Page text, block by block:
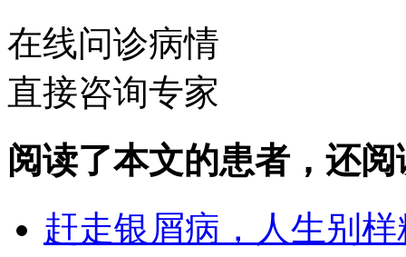
在线问诊病情
直接咨询专家
阅读了本文的患者，还
赶走银屑病，人生别